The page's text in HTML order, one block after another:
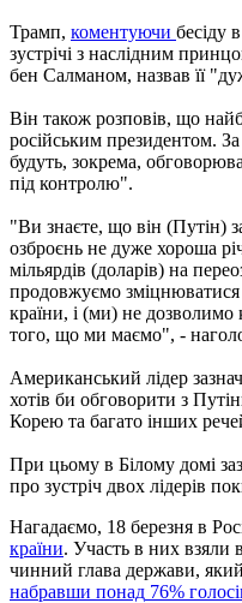
Трамп, коментуючи бесіду
зустрічі з наслідним
бен Салманом, назвав її
Він також розповів, що
російським президентом.
будуть, зокрема,
під контролю".
"Ви знаєте, що він (Путін)
озброєнь не дуже хороша
мільярдів (доларів) на
продовжуємо зміцнюватися
країни, і (ми) не дозволимо
того, що ми маємо", -
Американський лідер
хотів би обговорити з
Корею та багато інших
При цьому в Білому домі
про зустріч двох лідерів
Нагадаємо, 18 березня в
країни. Участь в них взяли
чинний глава держави, який
набравши понад 76%